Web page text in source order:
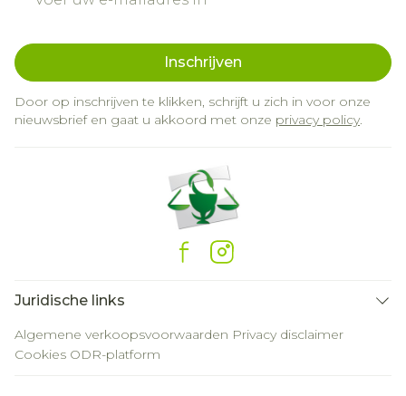
Inschrijven
Door op inschrijven te klikken, schrijft u zich in voor onze
nieuwsbrief en gaat u akkoord met onze privacy policy.
Juridische links
Algemene verkoopsvoorwaarden Privacy disclaimer
Cookies ODR-platform